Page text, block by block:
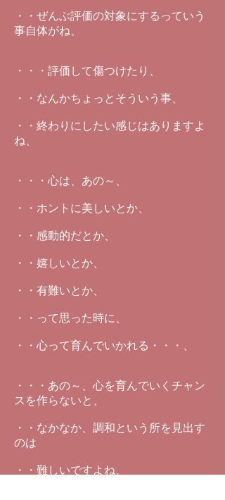
・・ぜんぶ評価の対象にするっていう
事自体がね、
・・・評価して傷つけたり、
・・なんかちょっとそういう事、
・・終わりにしたい感じはありますよ
ね、
・・・心は、あの～、
・・ホントに美しいとか、
・・感動的だとか、
・・嬉しいとか、
・・有難いとか、
・・って思った時に、
・・心って育んでいかれる・・・、
・・・あの～、心を育んでいくチャン
スを作らないと、
・・なかなか、調和という所を見出す
のは
・・難しいですよね、